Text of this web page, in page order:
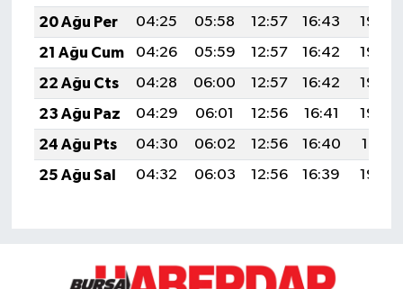
20 Ağu Per
04:25 05:58 12:57 16:43
19:46
21 Ağu Cum
04:26 05:59 12:57 16:42
19:45
22 Ağu Cts
04:28 06:00 12:57 16:42
19:44
23 Ağu Paz
04:29 06:01 12:56 16:41
19:42
24 Ağu Pts
04:30 06:02 12:56 16:40
19:41
25 Ağu Sal
04:32 06:03 12:56 16:39 19:39